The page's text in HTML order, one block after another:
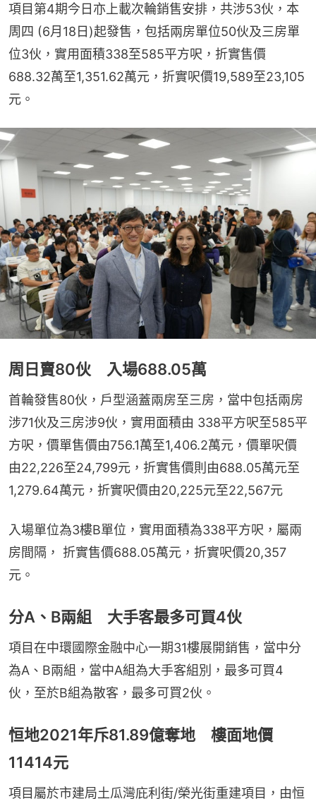
項目第4期今日亦上載次輪銷售安排，共涉53伙，本
周四 (6月18日)起發售，包括兩房單位50伙及三房單
位3伙，實用面積338至585平方呎，折實售價
688.32萬至1,351.62萬元，折實呎價19,589至23,105
元。
周日賣80伙 入場688.05萬
首輪發售80伙，戶型涵蓋兩房至三房，當中包括兩房
涉71伙及三房涉9伙，實用面積由 338平方呎至585平
方呎，價單售價由756.1萬至1,406.2萬元，價單呎價
由22,226至24,799元，折實售價則由688.05萬元至
1,279.64萬元，折實呎價由20,225元至22,567元
入場單位為3樓B單位，實用面積為338平方呎，屬兩
房間隔， 折實售價688.05萬元，折實呎價20,357
元。
分A、B兩組 大手客最多可買4伙
項目在中環國際金融中心一期31樓展開銷售，當中分
為A、B兩組，當中A組為大手客組別，最多可買4
伙，至於B組為散客，最多可買2伙。
恒地2021年斥81.89億奪地 樓面地價
11414元
項目屬於市建局土瓜灣庇利街/榮光街重建項目，由恒